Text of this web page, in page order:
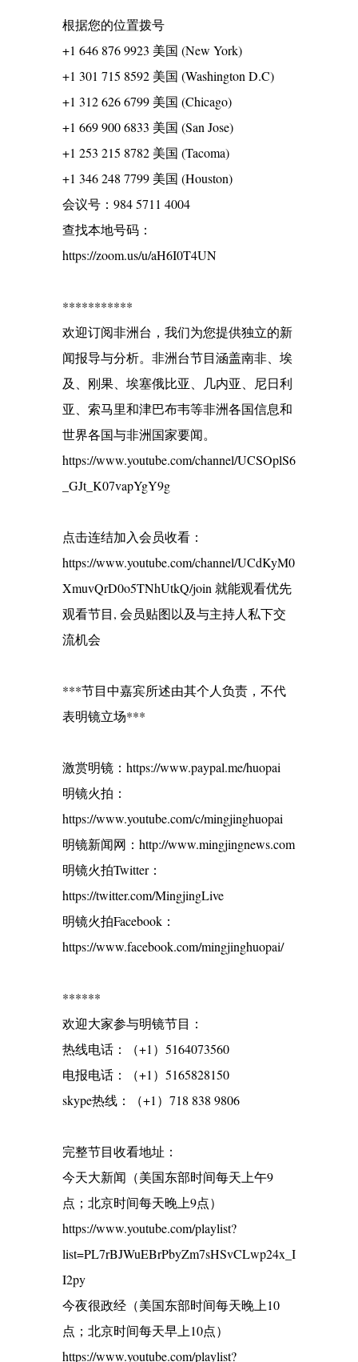
根据您的位置拨号
+1 646 876 9923 美国 (New York)
+1 301 715 8592 美国 (Washington D.C)
+1 312 626 6799 美国 (Chicago)
+1 669 900 6833 美国 (San Jose)
+1 253 215 8782 美国 (Tacoma)
+1 346 248 7799 美国 (Houston)
会议号：984 5711 4004
查找本地号码：
https://zoom.us/u/aH6I0T4UN
***********
欢迎订阅非洲台，我们为您提供独立的新
闻报导与分析。非洲台节目涵盖南非、埃
及、刚果、埃塞俄比亚、几内亚、尼日利
亚、索马里和津巴布韦等非洲各国信息和
世界各国与非洲国家要闻。
https://www.youtube.com/channel/UCSOplS6
_GJt_K07vapYgY9g
点击连结加入会员收看：
https://www.youtube.com/channel/UCdKyM0
XmuvQrD0o5TNhUtkQ/join 就能观看优先
观看节目, 会员贴图以及与主持人私下交
流机会
***节目中嘉宾所述由其个人负责，不代
表明镜立场***
激赏明镜：https://www.paypal.me/huopai
明镜火拍：
https://www.youtube.com/c/mingjinghuopai
明镜新闻网：http://www.mingjingnews.com
明镜火拍Twitter：
https://twitter.com/MingjingLive
明镜火拍Facebook：
https://www.facebook.com/mingjinghuopai/
******
欢迎大家参与明镜节目：
热线电话：（+1）5164073560
电报电话：（+1）5165828150
skype热线：（+1）718 838 9806
完整节目收看地址：
今天大新闻（美国东部时间每天上午9
点；北京时间每天晚上9点）
https://www.youtube.com/playlist?
list=PL7rBJWuEBrPbyZm7sHSvCLwp24x_I
I2py
今夜很政经（美国东部时间每天晚上10
点；北京时间每天早上10点）
https://www.youtube.com/playlist?